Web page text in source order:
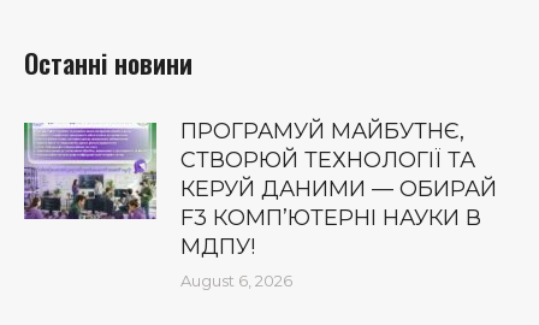
Останні новини
ПРОГРАМУЙ МАЙБУТНЄ,
СТВОРЮЙ ТЕХНОЛОГІЇ ТА
КЕРУЙ ДАНИМИ — ОБИРАЙ
F3 КОМП’ЮТЕРНІ НАУКИ В
МДПУ!
August 6, 2026